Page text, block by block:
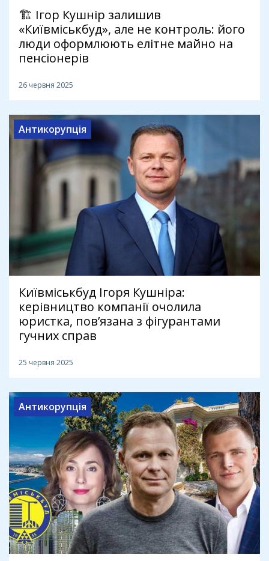
🏗️ Ігор Кушнір залишив
«Київміськбуд», але не контроль: його
люди оформлюють елітне майно на
пенсіонерів
26 червня 2025
Антикорупція
Київміськбуд Ігоря Кушніра:
керівництво компанії очолила
юристка, пов’язана з фігурантами
гучних справ
25 червня 2025
Антикорупція